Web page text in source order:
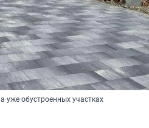
уже обустроенных участках